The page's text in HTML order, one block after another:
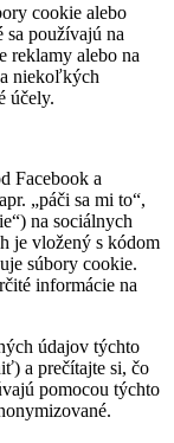
cookie alebo
používajú na
reklamy alebo na
niekoľkých
účely.
Facebook a
„páči sa mi to“,
na sociálnych
je vložený s kódom
súbory cookie.
informácie na
údajov týchto
a prečítajte si, čo
pomocou týchto